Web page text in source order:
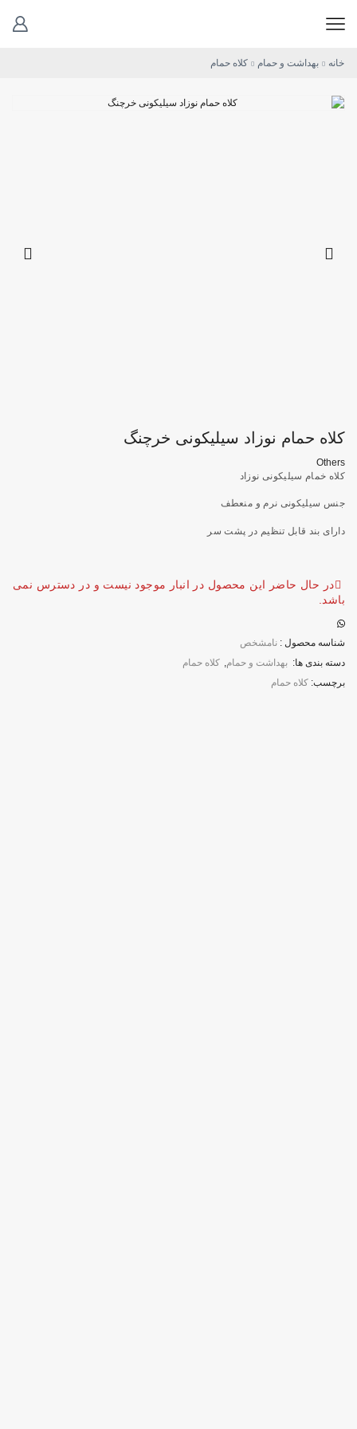
خانه بهداشت و حمام کلاه حمام
کلاه حمام نوزاد سیلیکونی خرچنگ
Others
کلاه خمام سیلیکونی نوزاد
جنس سیلیکونی نرم و منعطف
دارای بند قابل تنظیم در پشت سر
در حال حاضر این محصول در انبار موجود نیست و در دسترس نمی
باشد.
شناسه محصول : نامشخص
دسته بندی ها: بهداشت و حمام
کلاه حمام
برچسب: کلاه حمام